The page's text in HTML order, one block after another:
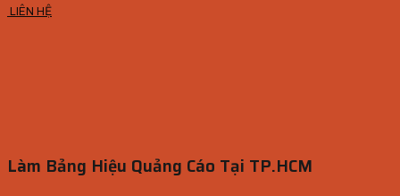
LIÊN HỆ
Làm Bảng Hiệu Quảng Cáo Tại TP.HCM